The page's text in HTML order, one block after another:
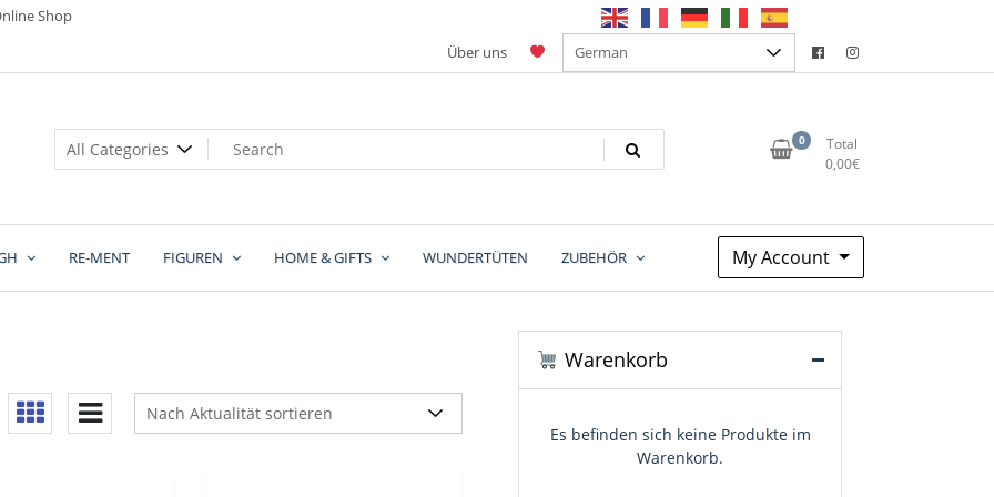
Shop
Über uns
0
Total
0,00€
RE-MENT FIGUREN HOME & GIFTS WUNDERTÜTEN ZUBEHÖR My Account
Warenkorb
Es befinden sich keine Produkte im
Warenkorb.